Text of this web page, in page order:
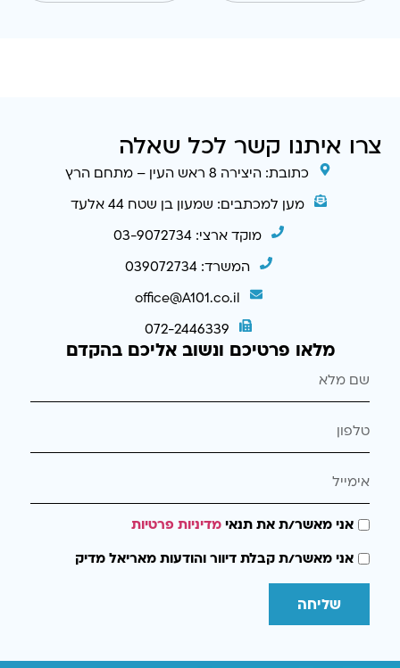
צרו איתנו קשר לכל שאלה
כתובת: היצירה 8 ראש העין – מתחם הרץ
מען למכתבים: שמעון בן שטח 44 אלעד
מוקד ארצי: 03-9072734
המשרד: 039072734
office@A101.co.il
072-2446339
מלאו פרטיכם ונשוב אליכם בהקדם
אני מאשר/ת את תנאימדיניות פרטיות
אני מאשר/ת קבלת דיוור והודעות מאריאל מדיק
שליחה